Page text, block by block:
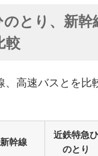
とり、新幹
較
、高速バスとを比
新幹線
近鉄特急ひ
のとり